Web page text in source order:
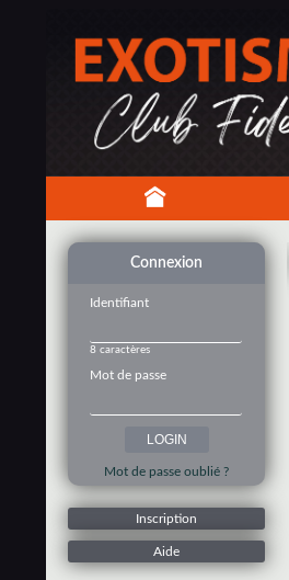
Connexion
Identifiant
8 caractères
Mot de passe
Mot de passe oublié ?
Inscription
Aide